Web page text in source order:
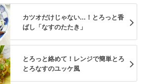
カツオだけじゃない...！とろっと香
ばし「なすのたたき」
とろっと絡めて！レンジで簡単とろ
とろなすのユッケ風